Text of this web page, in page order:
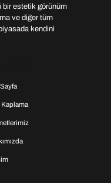
bir estetik görünüm
ve diğer tüm
kendini
Kaplama